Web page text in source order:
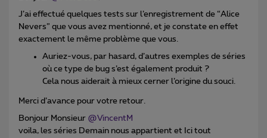
J’ai effectué quelques tests sur l’enregistrement de “Alice
Nevers” que vous avez mentionné, et je constate en effet
exactement le même problème que vous.
Auriez-vous, par hasard, d’autres exemples de séries
où ce type de bug s’est également produit ?
Cela nous aiderait à mieux cerner l’origine du souci.
Merci d’avance pour votre retour.
Bonjour Monsieur ​ @VincentM
voila, les séries Demain nous appartient et Ici tout